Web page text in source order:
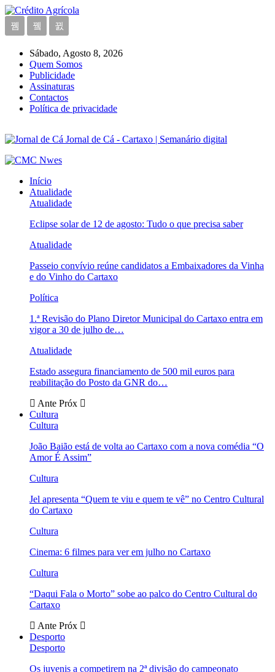
Sábado, Agosto 8, 2026
Quem Somos
Publicidade
Assinaturas
Contactos
Política de privacidade
Jornal de Cá - Cartaxo | Semanário digital
Início
Atualidade
Atualidade
Eclipse solar de 12 de agosto: Tudo o que precisa saber
Atualidade
Passeio convívio reúne candidatos a Embaixadores da Vinha
e do Vinho do Cartaxo
Política
1.ª Revisão do Plano Diretor Municipal do Cartaxo entra em
vigor a 30 de julho de…
Atualidade
Estado assegura financiamento de 500 mil euros para
reabilitação do Posto da GNR do…
Ante Próx
Cultura
Cultura
João Baião está de volta ao Cartaxo com a nova comédia “O
Amor É Assim”
Cultura
Jel apresenta “Quem te viu e quem te vê” no Centro Cultural
do Cartaxo
Cultura
Cinema: 6 filmes para ver em julho no Cartaxo
Cultura
“Daqui Fala o Morto” sobe ao palco do Centro Cultural do
Cartaxo
Ante Próx
Desporto
Desporto
Os juvenis a competirem na 2ª divisão do campeonato